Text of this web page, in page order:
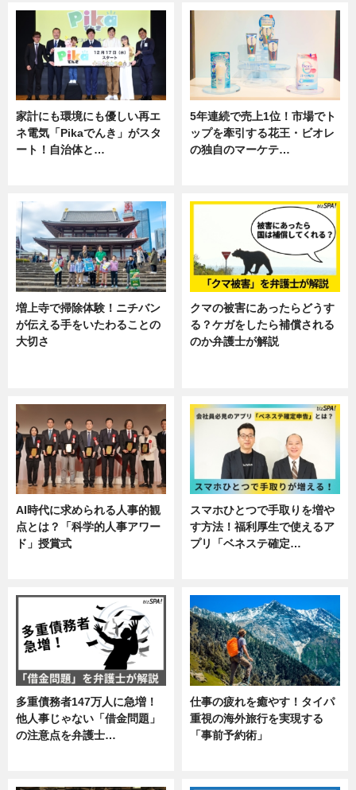
家計にも環境にも優しい再エ
ネ電気「Pikaでんき」がスタ
ート！自治体と…
5年連続で売上1位！市場でト
ップを牽引する花王・ビオレ
の独自のマーケテ…
増上寺で掃除体験！ニチバン
が伝える手をいたわることの
大切さ
クマの被害にあったらどうす
る？ケガをしたら補償される
のか弁護士が解説
AI時代に求められる人事的観
点とは？「科学的人事アワー
ド」授賞式
スマホひとつで手取りを増や
す方法！福利厚生で使えるア
プリ「ベネステ確定…
多重債務者147万人に急増！
他人事じゃない「借金問題」
の注意点を弁護士…
仕事の疲れを癒やす！タイパ
重視の海外旅行を実現する
「事前予約術」